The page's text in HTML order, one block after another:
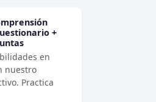
+
en
nuestro
Practica